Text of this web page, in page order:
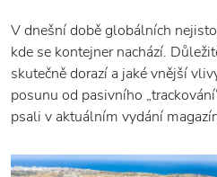
V dnešní době globálních
kde se kontejner nachází.
skutečně dorazí a jaké vnější
posunu od pasivního
psali v aktuálním vydání